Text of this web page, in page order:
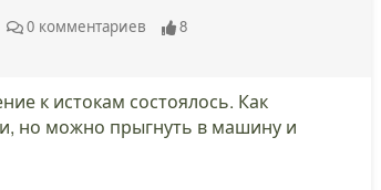
0 комментариев 8
к истокам состоялось. Как
но можно прыгнуть в машину и